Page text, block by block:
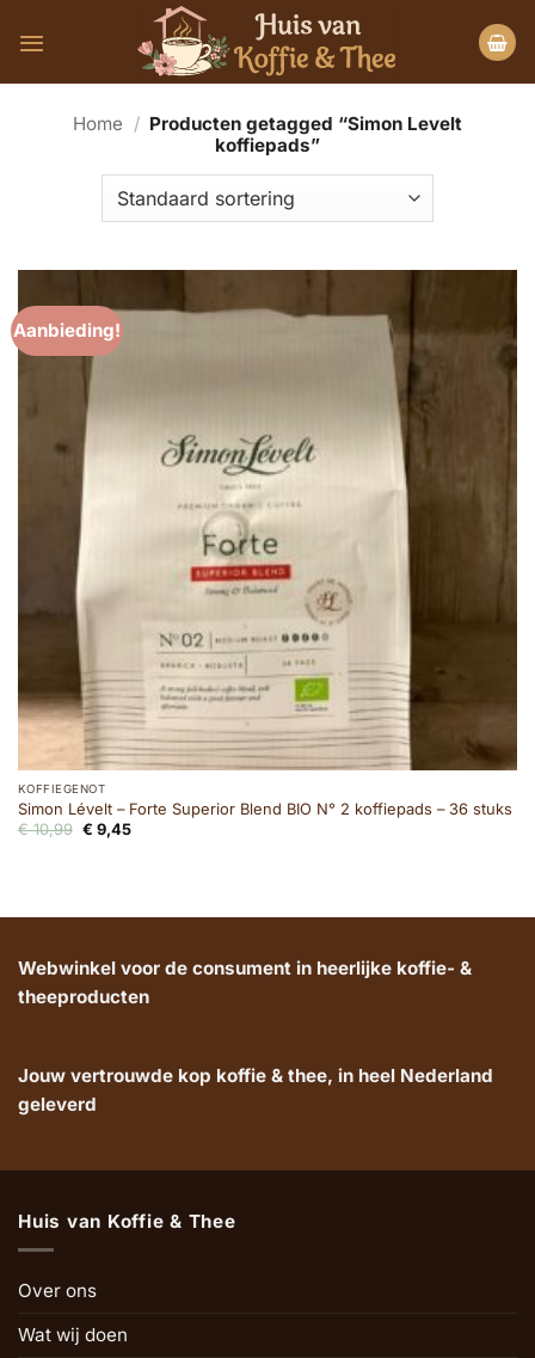
naar
Home / Producten getagged “Simon Levelt
koffiepads”
Aanbieding!
KOFFIEGENOT
Simon Lévelt – Forte Superior Blend BIO N° 2 koffiepads – 36 stuks
€10,99 Oorspronkelijke
prijs
€ 9,45Huidige
Webwinkel voor de consument in heerlijke koffie- &
theeproducten
Jouw vertrouwde kop koffie & thee, in heel Nederland
geleverd
Huis van Koffie & Thee
Over ons
Wat wij doen